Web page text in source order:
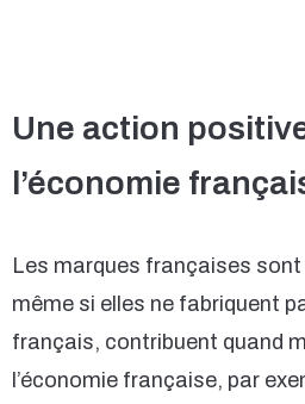
Une action
l’économie
Les marques françaises
même si elles ne fabriquent
français, contribuent quand
l’économie française, par